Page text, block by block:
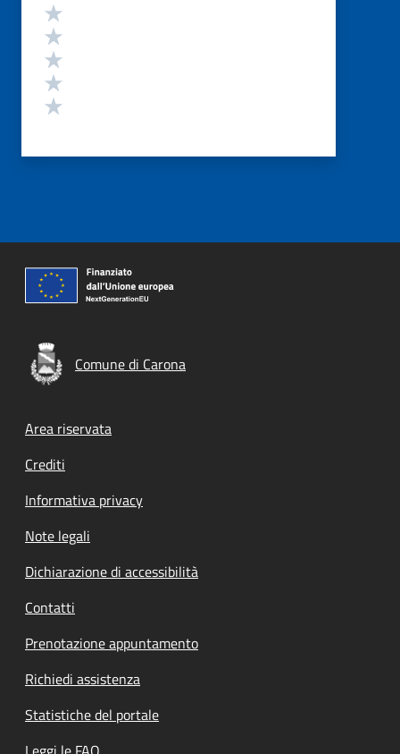
Valutazione
Comune di Carona
Footer menu
Area riservata
Crediti
Informativa privacy
Note legali
Dichiarazione di accessibilità
Contatti
Prenotazione appuntamento
Richiedi assistenza
Statistiche del portale